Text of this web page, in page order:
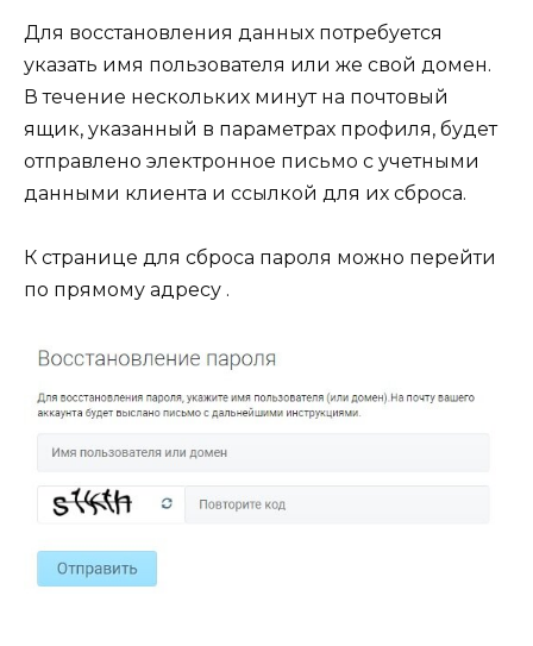
Для восстановления данных потребуется
указать имя пользователя или же свой домен.
В течение нескольких минут на почтовый
ящик, указанный в параметрах профиля, будет
отправлено электронное письмо с учетными
данными клиента и ссылкой для их сброса.
К странице для сброса пароля можно перейти
по прямому адресу .